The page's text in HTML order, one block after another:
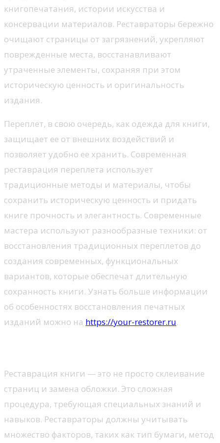
книгопечатания, истории искусства и
консервации материалов. Реставраторы бережно
очищают страницы от загрязнений, укрепляют
поврежденные места, восстанавливают
утраченные элементы, сохраняя при этом
историческую ценность и оригинальность
издания.
Переплет, в свою очередь, как одежда для книги,
защищает ее от внешних воздействий и
позволяет удобно ее хранить. Современная
реставрация переплета использует
традиционные методы и материалы, чтобы
сохранить историческую ценность и придать
книге прочность и элегантность. Современные
мастера используют разнообразные техники: от
восстановления традиционных переплетов до
создания современных, функциональных
вариантов, которые обеспечат длительную
сохранность книги. Узнать больше информации
об особенностях восстановления печатных
изданий можно на https://your-restorer.ru.
Реставрация книги — это не просто склеивание
страниц и замена обложки. Это сложная
процедура, требующая специальных знаний и
навыков. Реставраторы должны учитывать
множество факторов, таких как тип бумаги, метод